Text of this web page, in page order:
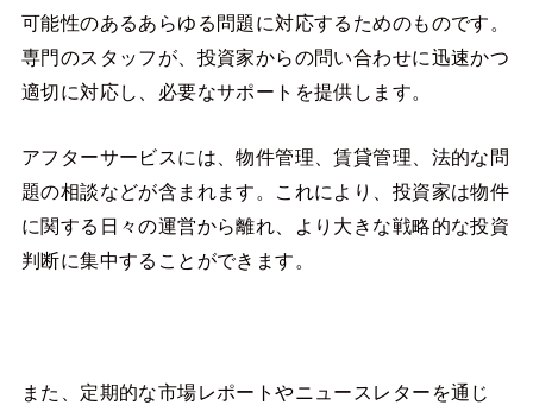
可能性のあるあらゆる問題に対応するためのものです。
専門のスタッフが、投資家からの問い合わせに迅速かつ
適切に対応し、必要なサポートを提供します。
アフターサービスには、物件管理、賃貸管理、法的な問
題の相談などが含まれます。これにより、投資家は物件
に関する日々の運営から離れ、より大きな戦略的な投資
判断に集中することができます。
また、定期的な市場レポートやニュースレターを通じ